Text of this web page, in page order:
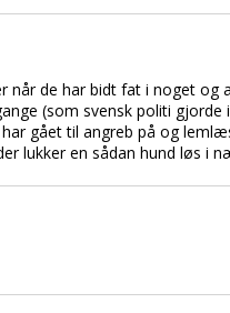
når de har bidt fat i noget
(som svensk politi
gået til angreb på og
lukker en sådan hund løs i